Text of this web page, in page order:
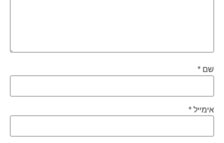
שם *
אימייל *